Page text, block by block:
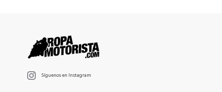
Síguenos en Instagram